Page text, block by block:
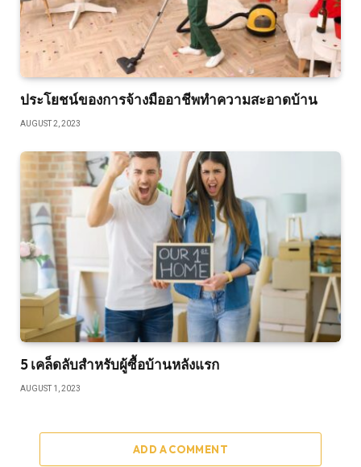
ประโยชน์ของการจ้างมืออาชีพทำความสะอาดบ้าน
AUGUST 2, 2023
5 เคล็ดลับสำหรับผู้ซื้อบ้านหลังแรก
AUGUST 1, 2023
ADD A COMMENT